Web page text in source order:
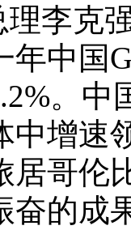
理李克
年中国
。中
中增速
居哥伦
奋的成